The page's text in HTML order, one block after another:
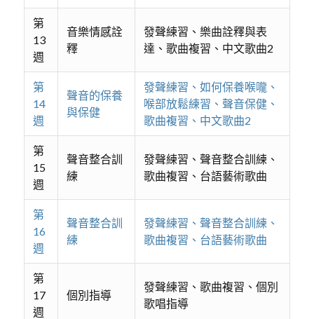
第
13
週
音樂情感詮
釋
發聲練習、樂曲詮釋與表
達、歌曲複習、中文歌曲2
第
14
週
聲音的保養
與保健
發聲練習、如何保養喉嚨、
喉部放鬆練習、聲音保健、
歌曲複習、中文歌曲2
第
15
週
聲音整合訓
練
發聲練習、聲音整合訓練、
歌曲複習、台語藝術歌曲
第
16
週
聲音整合訓
練
發聲練習、聲音整合訓練、
歌曲複習、台語藝術歌曲
第
17
週
個別指導
發聲練習、歌曲複習、個別
歌唱指導